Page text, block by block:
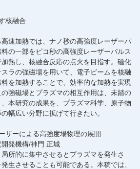
核融合
速加熱では、ナノ秒の高強度レーザーパ
の一部をピコ秒の高強度レーザーパルス
熱し、核融合反応の点火を目指す。磁化
ラの強磁場を用いて、電子ビームを核融
を加熱することで、効率的な加熱を実現
強磁場とプラズマの相互作用は、未踏の
本研究の成果を、プラズマ科学、原子物
幅広い分野に拡げて行きたい。
ザーによる高強度場物理の展開
発機構/神門 正城
所的に集中させるとプラズマを発生さ
生させることも可能である。本稿では、